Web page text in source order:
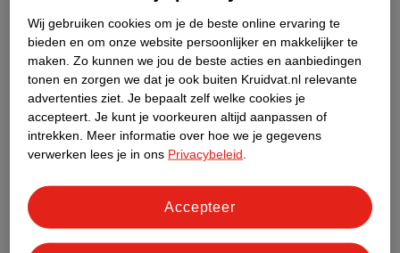
Wij gebruiken cookies om je de beste online ervaring te
bieden en om onze website persoonlijker en makkelijker te
maken. Zo kunnen we jou de beste acties en aanbiedingen
tonen en zorgen we dat je ook buiten Kruidvat.nl relevante
advertenties ziet. Je bepaalt zelf welke cookies je
accepteert. Je kunt je voorkeuren altijd aanpassen of
intrekken.
Meer informatie over hoe we je gegevens
verwerken lees je in ons Privacybeleid
Accepteer